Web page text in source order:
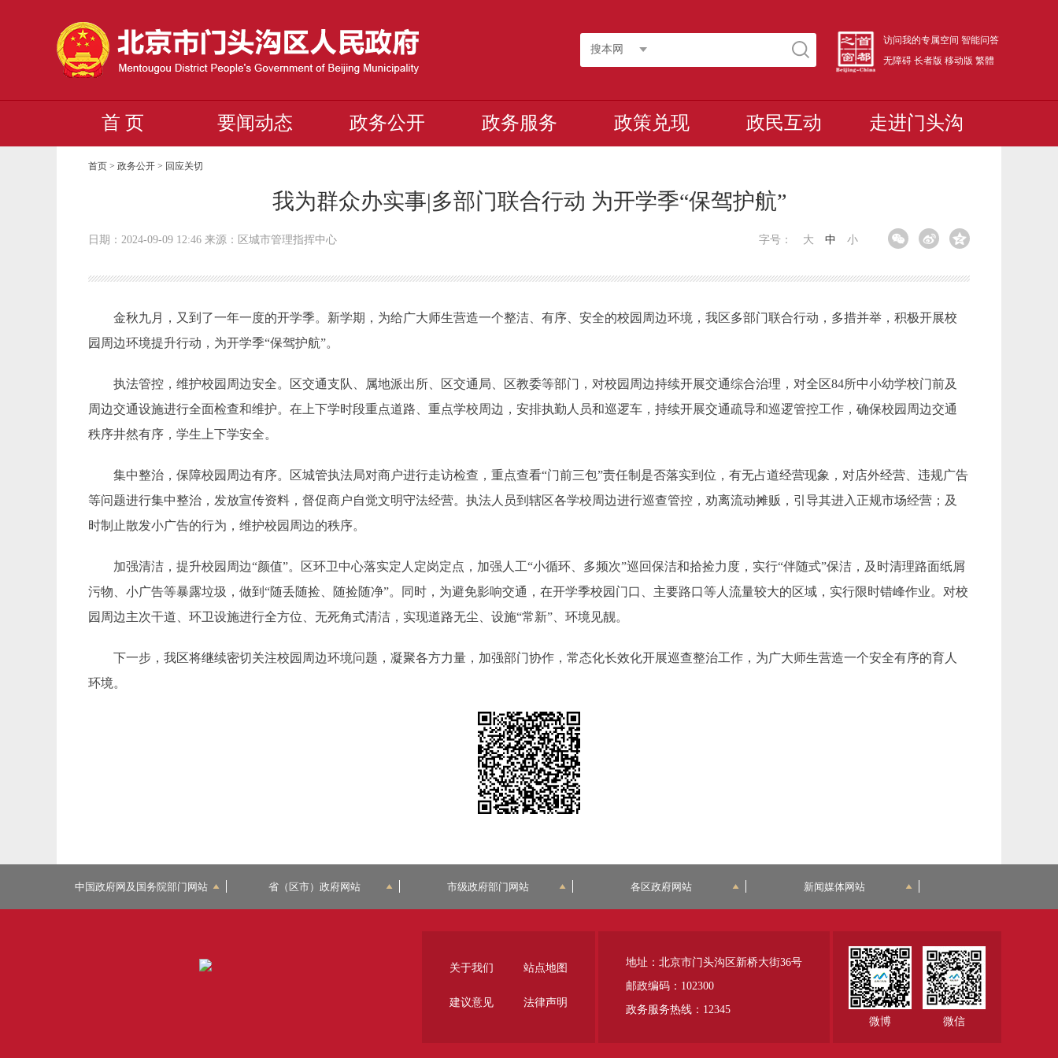
搜本网
访问我的专属空间 智能问答
无障碍 长者版 移动版 繁體
首 页 要闻动态 政务公开 政务服务 政策兑现 政民互动 走进门头沟
首页 > 政务公开 > 回应关切
我为群众办实事|多部门联合行动 为开学季“保驾护航”
日期：2024-09-09 12:46 来源：区城市管理指挥中心 字号： 大 中 小
金秋九月，又到了一年一度的开学季。新学期，为给广大师生营造一个整洁、有序、安全的校园周边环境，我区多部门联合行动，多措并举 ，积极开展校
园周边环境提升行动，为开学季“保驾护航”。
执法管控 ，维护校园周边安全。 区交通支队、 属地派出所、区交通 局、区教委等部门，对校园周边持续开展交通综合治理 ， 对全区84所中小幼学校门前及
周边交通设施进行全面检查和维护。在上下学时段重点道路、重点学校周边 ，安排执勤人员和巡逻车，持续开展交通疏导和巡逻管控工作，确保校园周边交通
秩序井然有序，学生上下学安全。
集中整治，保障校园周边有序。 区城管执法局对商户进行走访检查，重点查看“门前三包”责任制是否落实到位，有无占道经营现象，对店外经营、违规广告
等问题进行集中整治，发放宣传资料，督促商户自觉文明守法经营。执法人员到辖区各学校周边进行巡查管控，劝离流动摊贩，引导其进入正规市场经营；及
时制止散发小广告的行为，维护校园周边的秩序。
加强清洁，提升校园周边“颜值”。 区环卫中心落实定人定岗定点，加强人工“小循环、多频次”巡回保洁和拾捡力度，实行“伴随式”保洁，及时清理路面纸屑
污物、小广告等暴露垃圾，做到“随丢随捡、随捡随净”。同时 ，为避免影响交通，在开学季校园门口、主要路口等人流量较大的区域 ， 实行限时错峰作业。对校
园周边主次干道、环卫设施进行全方位、无死角式清洁，实现道路无尘、设施“常新”、环境见靓。
下一步，我区将继续密切关注校园周边环境问题，凝聚各方力量， 加强部门协作，常态化长效化开展巡查整治工作 ， 为广大师生营造一个安全有序的育人
环境。
中国政府网及国务院部门网站 省（区市）政府网站 市级政府部门网站 各区政府网站 新闻媒体网站
微博 微信
地址：北京市门头沟区新桥大街36号
邮政编码：102300
政务服务热线：12345
关于我们 站点地图
建议意见 法律声明